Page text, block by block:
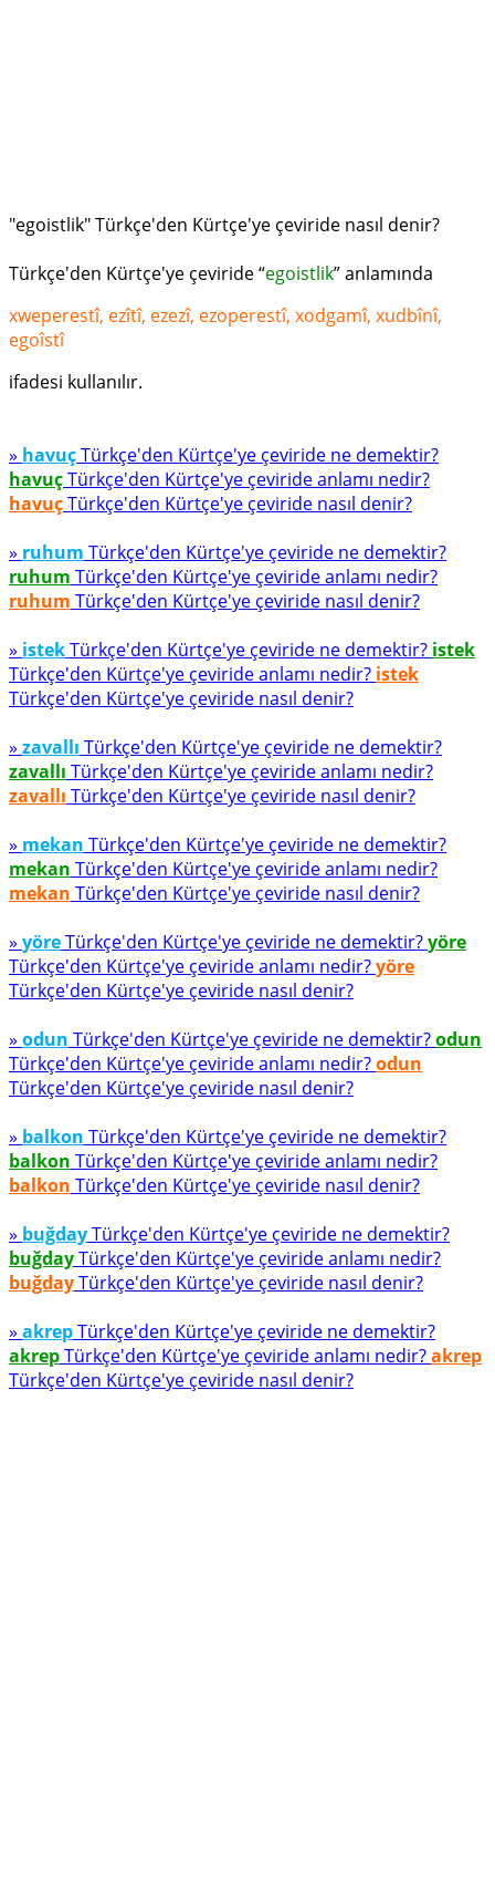
"egoistlik" Türkçe'den Kürtçe'ye çeviride nasıl denir?
Türkçe'den Kürtçe'ye çeviride “egoistlik” anlamında
xweperestî, ezîtî, ezezî, ezoperestî, xodgamî, xudbînî,
egoîstî
ifadesi kullanılır.
» havuçTürkçe'den Kürtçe'ye çeviride ne demektir?
havuçTürkçe'den Kürtçe'ye çeviride anlamı nedir?
havuçTürkçe'den Kürtçe'ye çeviride nasıl denir?
» ruhum Türkçe'den Kürtçe'ye çeviride ne demektir?
ruhum Türkçe'den Kürtçe'ye çeviride anlamı nedir?
ruhum Türkçe'den Kürtçe'ye çeviride nasıl denir?
» istekTürkçe'den Kürtçe'ye çeviride ne demektir? istek
Türkçe'den Kürtçe'ye çeviride anlamı nedir? istek
Türkçe'den Kürtçe'ye çeviride nasıl denir?
» zavallı Türkçe'den Kürtçe'ye çeviride ne demektir?
zavallı Türkçe'den Kürtçe'ye çeviride anlamı nedir?
zavallı Türkçe'den Kürtçe'ye çeviride nasıl denir?
» mekan Türkçe'den Kürtçe'ye çeviride ne demektir?
mekan Türkçe'den Kürtçe'ye çeviride anlamı nedir?
mekan Türkçe'den Kürtçe'ye çeviride nasıl denir?
» yöreTürkçe'den Kürtçe'ye çeviride ne demektir?yöre
Türkçe'den Kürtçe'ye çeviride anlamı nedir?yöre
Türkçe'den Kürtçe'ye çeviride nasıl denir?
» odun Türkçe'den Kürtçe'ye çeviride ne demektir?odun
Türkçe'den Kürtçe'ye çeviride anlamı nedir?odun
Türkçe'den Kürtçe'ye çeviride nasıl denir?
» balkon Türkçe'den Kürtçe'ye çeviride ne demektir?
balkon Türkçe'den Kürtçe'ye çeviride anlamı nedir?
balkon Türkçe'den Kürtçe'ye çeviride nasıl denir?
» buğdayTürkçe'den Kürtçe'ye çeviride ne demektir?
buğdayTürkçe'den Kürtçe'ye çeviride anlamı nedir?
buğdayTürkçe'den Kürtçe'ye çeviride nasıl denir?
» akrepTürkçe'den Kürtçe'ye çeviride ne demektir?
akrepTürkçe'den Kürtçe'ye çeviride anlamı nedir?akrep
Türkçe'den Kürtçe'ye çeviride nasıl denir?